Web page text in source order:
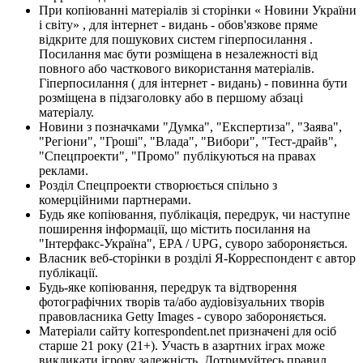
При копіюванні матеріалів зі сторінки « Новини України
і світу» , для інтернет - видань - обов'язкове пряме
відкрите для пошукових систем гіперпосилання .
Посилання має бути розміщена в незалежності від
повного або часткового використання матеріалів.
Гіперпосилання ( для інтернет - видань) - повинна бути
розміщена в підзаголовку або в першому абзаці
матеріалу.
Новини з позначками "Думка", "Експертиза", "Заява",
"Регіони", "Гроші", "Влада", "Вибори", "Тест-драйв",
"Спецпроекти", "Промо" публікуються на правах
реклами.
Розділ Спецпроекти створюється спільно з
комерційними партнерами.
Будь яке копіювання, публікація, передрук, чи наступне
поширення інформації, що містить посилання на
"Інтерфакс-Україна", EPA / UPG, суворо забороняється.
Власник веб-сторінки в розділі Я-Корреспондент є автор
публікації.
Будь-яке копіювання, передрук та відтворення
фотографічних творів та/або аудіовізуальних творів
правовласника Getty Images - суворо забороняється.
Матеріали сайту korrespondent.net призначені для осіб
старше 21 року (21+). Участь в азартних іграх може
викликати ігрову залежність. Дотримуйтесь правил